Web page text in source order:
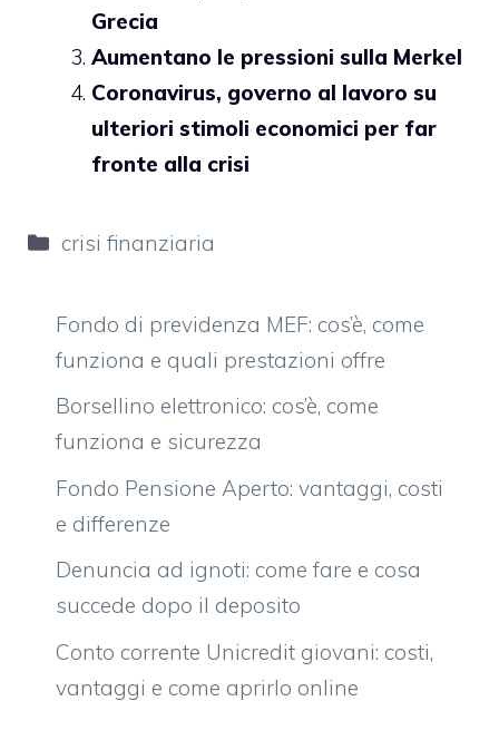
Grecia
Aumentano le pressioni sulla Merkel
Coronavirus, governo al lavoro su
ulteriori stimoli economici per far
fronte alla crisi
Categorie
crisi finanziaria
Fondo di previdenza MEF: cos’è, come
funziona e quali prestazioni offre
Borsellino elettronico: cos’è, come
funziona e sicurezza
Fondo Pensione Aperto: vantaggi, costi
e differenze
Denuncia ad ignoti: come fare e cosa
succede dopo il deposito
Conto corrente Unicredit giovani: costi,
vantaggi e come aprirlo online